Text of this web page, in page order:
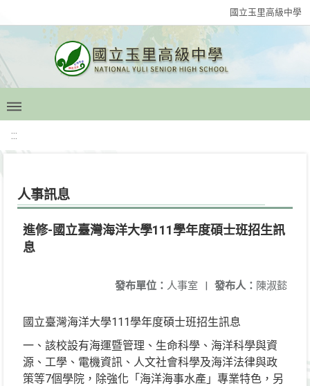
國立玉里高級中學
:::
人事訊息
進修-國立臺灣海洋大學111學年度碩士班招生訊
息
發布人： 陳淑懿
發布單位： 人事室 |
國立臺灣海洋大學111學年度碩士班招生訊息
一、該校設有海運暨管理、生命科學、海洋科學與資
源、工學、電機資訊、人文社會科學及海洋法律與政
策等7個學院，除強化「海洋海事水產」專業特色，另